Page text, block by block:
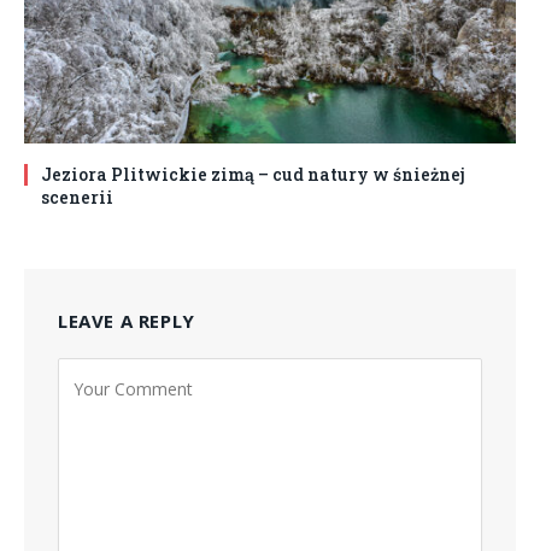
Jeziora Plitwickie zimą – cud natury w śnieżnej
scenerii
LEAVE A REPLY